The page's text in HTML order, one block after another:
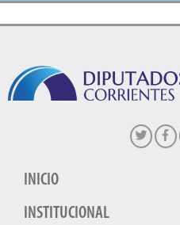
INICIO
INSTITUCIONAL